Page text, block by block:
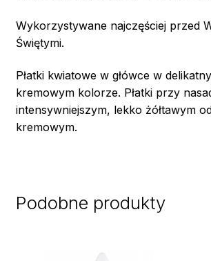
Wykorzystywane najczęściej przed
Świętymi.
Płatki kwiatowe w główce w
kremowym kolorze. Płatki przy
intensywniejszym, lekko żółtawym
kremowym.
Podobne produkty